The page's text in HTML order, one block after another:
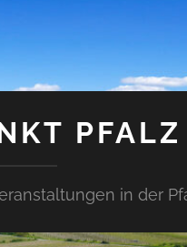
PFALZ
in der